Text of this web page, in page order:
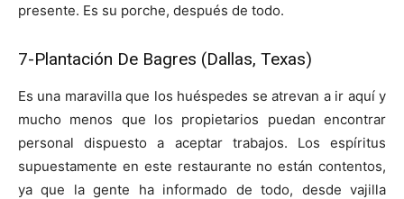
presente. Es su porche, después de todo.
7-Plantación De Bagres (Dallas, Texas)
Es una maravilla que los huéspedes se atrevan a ir aquí y
mucho menos que los propietarios puedan encontrar
personal dispuesto a aceptar trabajos. Los espíritus
supuestamente en este restaurante no están contentos,
ya que la gente ha informado de todo, desde vajilla